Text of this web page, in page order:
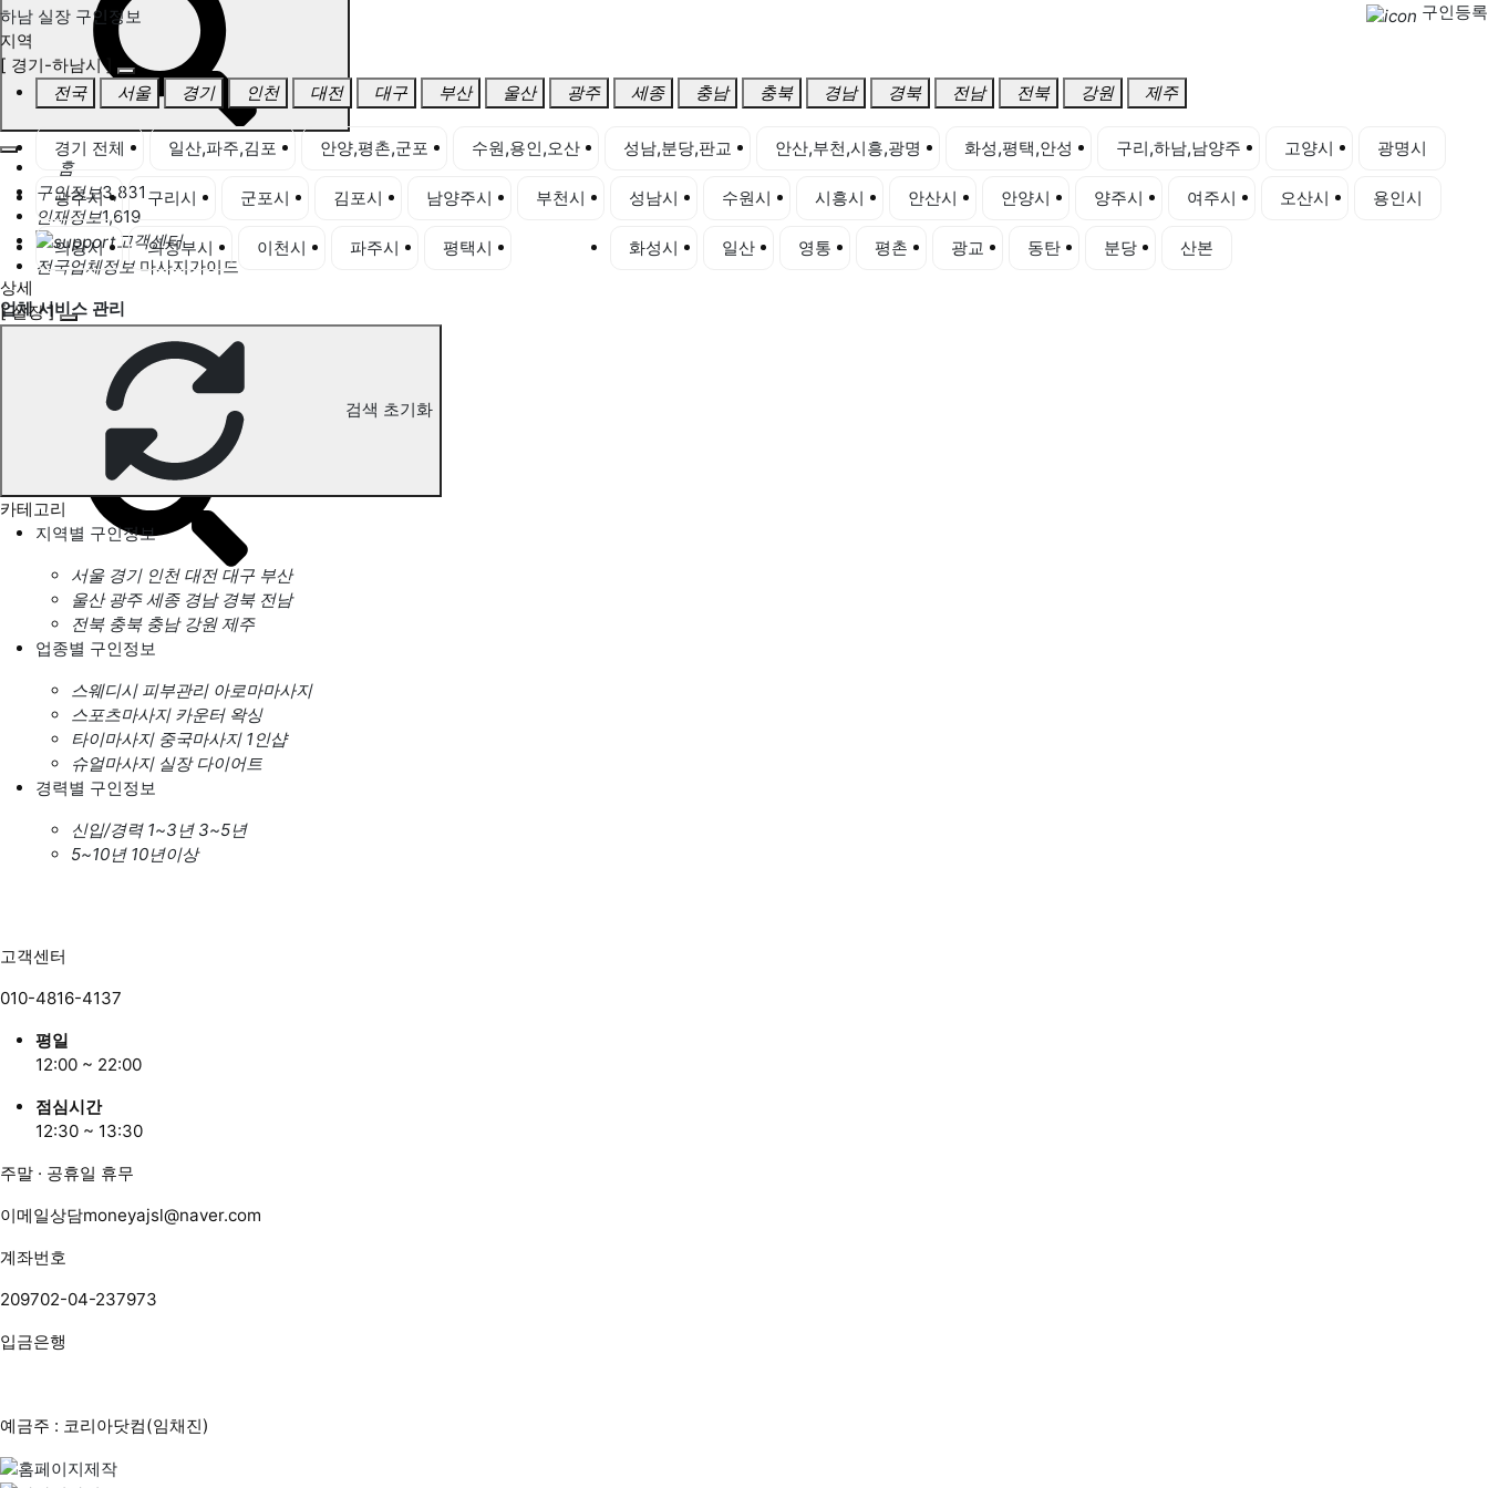
홈
구인정보3,831
인재정보1,619
고객센터
전국업체정보 마사지가이드
업체 서비스 관리
개인 서비스 관리
하남 실장 구인정보
하남 실장 구인정보
구인등록
지역
[ 경기-하남시 ]
전국
서울 경기 인천 대전 대구 부산 울산 광주 세종 충남 충북 경남 경북 전남 전북 강원 제주
경기 전체 일산,파주,김포 안양,평촌,군포 수원,용인,오산 성남,분당,판교 안산,부천,시흥,광명 화성,평택,안성 구리,하남,남양주 고양시 광명시
광주시 구리시 군포시 김포시 남양주시 부천시 성남시 수원시 시흥시 안산시 안양시 양주시 여주시 오산시 용인시
의왕시 의정부시 이천시 파주시 평택시 화성시 일산 영통 평촌 광교 동탄 분당
산본
상세
[ 실장 ]
검색 초기화
카테고리
지역별 구인정보
서울 경기 인천 대전 대구 부산
울산 광주 세종 경남 경북 전남
전북 충북 충남 강원 제주
업종별 구인정보
스웨디시 피부관리 아로마마사지
스포츠마사지 카운터 왁싱
타이마사지 중국마사지 1인샵
슈얼마사지 실장 다이어트
경력별 구인정보
신입/경력 1~3년 3~5년
5~10년 10년이상
고객센터
010-4816-4137
평일
12:00 ~ 22:00
점심시간
12:30 ~ 13:30
주말 · 공휴일 휴무
이메일상담moneyajsl@naver.com
계좌번호
209702-04-237973
입금은행
예금주 : 코리아닷컴(임채진)